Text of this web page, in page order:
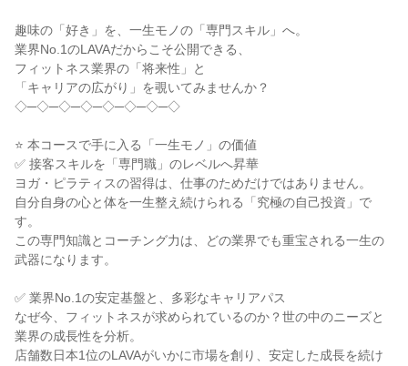
趣味の「好き」を、一生モノの「専門スキル」へ。
業界No.1のLAVAだからこそ公開できる、
フィットネス業界の「将来性」と
「キャリアの広がり」を覗いてみませんか？
◇─◇─◇─◇─◇─◇─◇─◇
⭐ 本コースで手に入る「一生モノ」の価値
✅ 接客スキルを「専門職」のレベルへ昇華
ヨガ・ピラティスの習得は、仕事のためだけではありません。
自分自身の心と体を一生整え続けられる「究極の自己投資」で
す。
この専門知識とコーチング力は、どの業界でも重宝される一生の
武器になります。
✅ 業界No.1の安定基盤と、多彩なキャリアパス
なぜ今、フィットネスが求められているのか？世の中のニーズと
業界の成長性を分析。
店舗数日本1位のLAVAがいかに市場を創り、安定した成長を続け